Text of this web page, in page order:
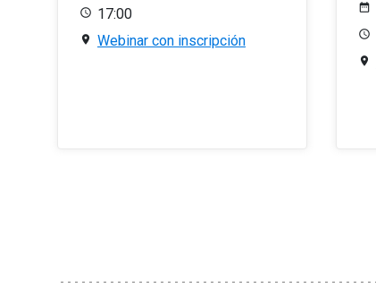
17:00
Webinar con inscripción